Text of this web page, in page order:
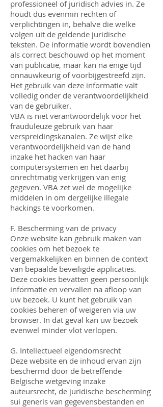
professioneel of juridisch advies in. Ze
houdt dus evenmin rechten of
verplichtingen in, behalve die welke
volgen uit de geldende juridische
teksten. De informatie wordt bovendien
als correct beschouwd op het moment
van publicatie, maar kan na enige tijd
onnauwkeurig of voorbijgestreefd zijn.
Het gebruik van deze informatie valt
volledig onder de verantwoordelijkheid
van de gebruiker.
VBA is niet verantwoordelijk voor het
frauduleuze gebruik van haar
verspreidingskanalen. Ze wijst elke
verantwoordelijkheid van de hand
inzake het hacken van haar
computersystemen en het daarbij
onrechtmatig verkrijgen van enig
gegeven. VBA zet wel de mogelijke
middelen in om dergelijke illegale
hackings te voorkomen.
F. Bescherming van de privacy
Onze website kan gebruik maken van
cookies om het bezoek te
vergemakkelijken en binnen de context
van bepaalde beveiligde applicaties.
Deze cookies bevatten geen persoonlijk
informatie en vervallen na afloop van
uw bezoek. U kunt het gebruik van
cookies beheren of weigeren via uw
browser. In dat geval kan uw bezoek
evenwel minder vlot verlopen.
G. Intellectueel eigendomsrecht
Deze website en de inhoud ervan zijn
beschermd door de betreffende
Belgische wetgeving inzake
auteursrecht, de juridische bescherming
sui generis van gegevensbestanden en